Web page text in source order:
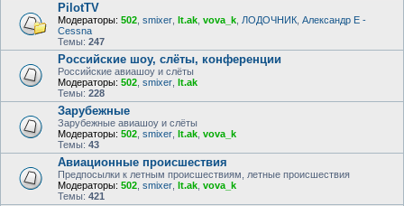
PilotTV
Модераторы: 502 smixer lt.ak vova_k ЛОДОЧНИК Александр E -
Cessna
Темы: 247
Российские шоу, слёты, конференции
Российские авиашоу и слёты
Модераторы: 502 smixer lt.ak
Темы: 228
Зарубежные
Зарубежные авиашоу и слёты
Модераторы: 502 smixer lt.ak vova_k
Темы: 43
Авиационные происшествия
Предпосылки к летным происшествиям, летные происшествия
Модераторы: 502 smixer lt.ak vova_k
Темы: 421